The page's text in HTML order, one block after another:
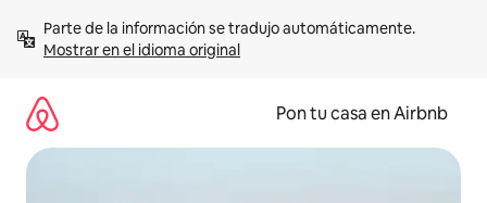
contenidoMostrar en el idioma original
Pon tu casa en Airbnb